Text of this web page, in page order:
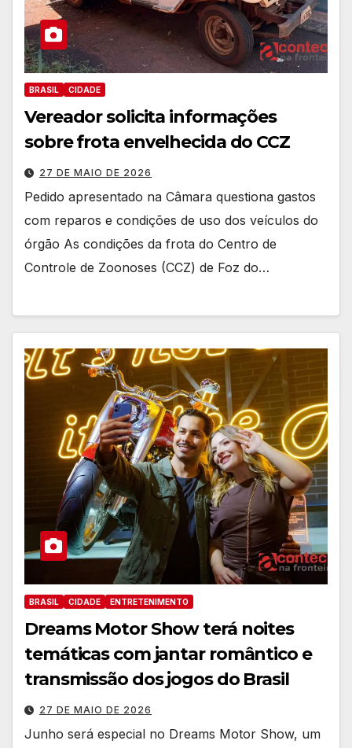
BRASIL CIDADE
Vereador solicita informações
sobre frota envelhecida do CCZ
27 DE MAIO DE 2026
Pedido apresentado na Câmara questiona gastos
com reparos e condições de uso dos veículos do
órgão As condições da frota do Centro de
Controle de Zoonoses (CCZ) de Foz do…
BRASIL CIDADE ENTRETENIMENTO
Dreams Motor Show terá noites
temáticas com jantar romântico e
transmissão dos jogos do Brasil
27 DE MAIO DE 2026
Junho será especial no Dreams Motor Show, um